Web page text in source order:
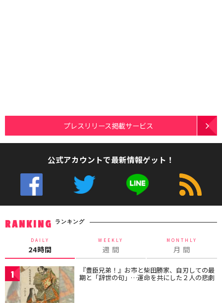
プレスリリース掲載サービス
公式アカウントで最新情報ゲット！
RANKING ランキング
DAILY
24時間
WEEKLY
週 間
MONTHLY
月 間
1 『豊臣兄弟！』お市と柴田勝家、自刃しての最
期と「辞世の句」…運命を共にした２人の悲劇